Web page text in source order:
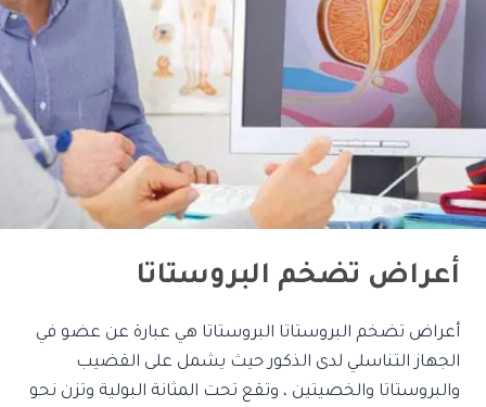
أعراض تضخم البروستاتا
أعراض تضخم البروستاتا البروستاتا هي عبارة عن عضو في
الجهاز التناسلي لدى الذكور حيث يشمل على القضيب
والبروستاتا والخصيتين ، وتقع تحت المثانة البولية وتزن نحو